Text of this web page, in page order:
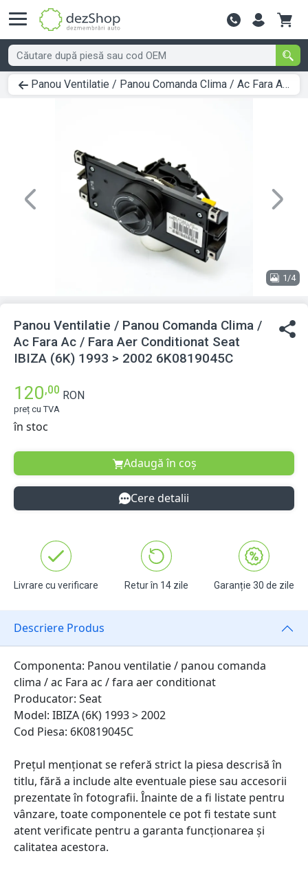
Contactează-
Panou Ventilatie / Panou Comanda Clima / Ac Fara Ac / Fara Aer Conditionat Seat IBIZA (6K) 1993 > 2002 6K0819045C
Previous Next
1/4
Panou Ventilatie / Panou Comanda Clima /
Ac Fara Ac / Fara Aer Conditionat Seat
IBIZA (6K) 1993 > 2002 6K0819045C
120,00 RON
preț cu TVA
în stoc
Adaugă în coș
Cere detalii
Livrare cu verificare Retur în 14 zile Garanție 30 de zile
Descriere Produs
Componenta: Panou ventilatie / panou comanda
clima / ac Fara ac / fara aer conditionat
Producator: Seat
Model: IBIZA (6K) 1993 > 2002
Cod Piesa: 6K0819045C
Prețul menționat se referă strict la piesa descrisă în
titlu, fără a include alte eventuale piese sau accesorii
prezentate în fotografii. Înainte de a fi listate pentru
vânzare, toate componentele ce pot fi testate sunt
atent verificate pentru a garanta funcționarea și
calitatea acestora.